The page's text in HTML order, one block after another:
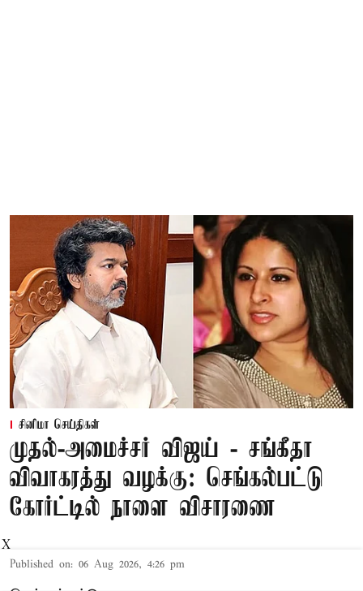
சினிமா செய்திகள்
முதல்-அமைச்சர் விஜய் - சங்கீதா
விவாகரத்து வழக்கு: செங்கல்பட்டு
கோர்ட்டில் நாளை விசாரணை
Published on: 06 Aug 2026, 4:26 pm
X